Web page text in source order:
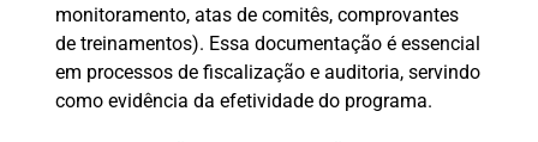
monitoramento, atas de comitês, comprovantes
de treinamentos). Essa documentação é essencial
em processos de fiscalização e auditoria, servindo
como evidência da efetividade do programa.